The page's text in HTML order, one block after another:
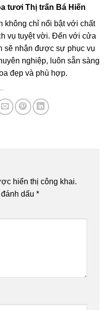
tươi Thị trấn Bá Hiến
không chỉ nổi bật với chất
vụ tuyệt vời. Đến với cửa
sẽ nhận được sự phục vụ
nghiệp, luôn sẵn sàng
đẹp và phù hợp.
hiển thị công khai.
dấu *